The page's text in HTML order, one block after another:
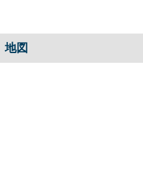
地図